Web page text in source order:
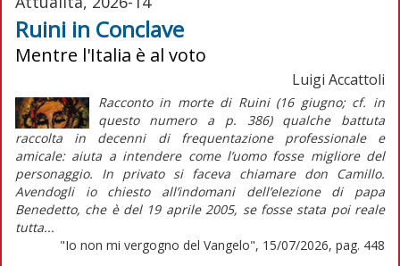
Ruini in Conclave
Mentre l'Italia è al voto
Luigi Accattoli
Racconto in morte di Ruini (16 giugno; cf. in
questo numero a p. 386) qualche battuta
raccolta in decenni di frequentazione professionale e
amicale: aiuta a intendere come l’uomo fosse migliore del
personaggio. In privato si faceva chiamare don Camillo.
Avendogli io chiesto all’indomani dell’elezione di papa
Benedetto, che è del 19 aprile 2005, se fosse stata poi reale
tutta...
"Io non mi vergogno del Vangelo", 15/07/2026, pag. 448